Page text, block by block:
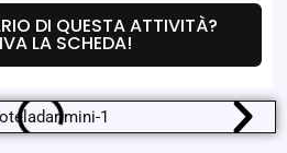
DI QUESTA ATTIVITÀ?
LA SCHEDA!
Offerte